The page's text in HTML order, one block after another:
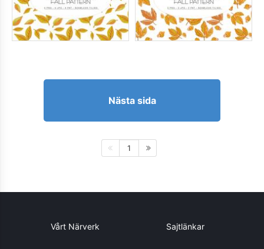
Nästa sida
1
Vårt Närverk Sajtlänkar